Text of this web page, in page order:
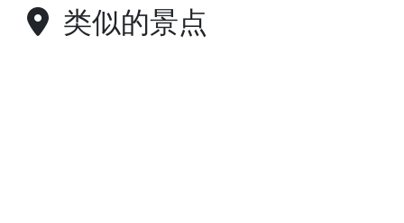
类似的景点